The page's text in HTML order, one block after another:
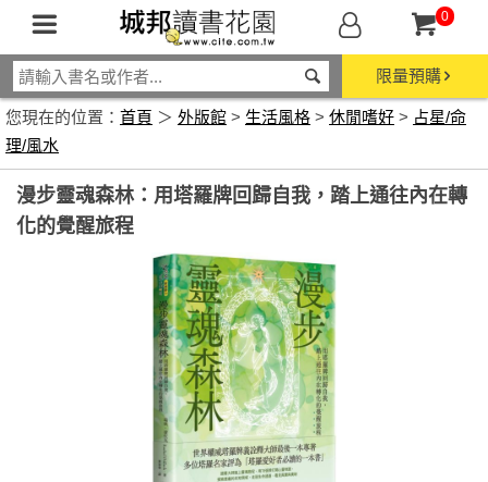
0
限量預購
您現在的位置： 首頁 ＞ 外版館 > 生活風格 > 休閒嗜好 > 占星/命
理/風水
漫步靈魂森林：用塔羅牌回歸自我，踏上通往內在轉
化的覺醒旅程